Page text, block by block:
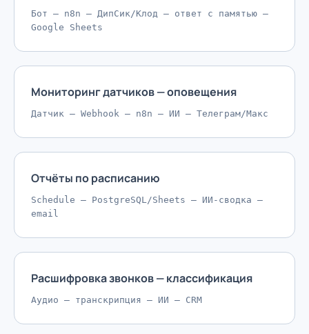
Бот — n8n — ДипСик/Клод — ответ с памятью —
Google Sheets
Мониторинг датчиков — оповещения
Датчик — Webhook — n8n — ИИ — Телеграм/Макс
Отчёты по расписанию
Schedule — PostgreSQL/Sheets — ИИ-сводка —
email
Расшифровка звонков — классификация
Аудио — транскрипция — ИИ — CRM